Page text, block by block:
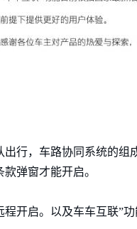
行，车路协同系统的
弹窗才能开启。
开启。以及车车互联”